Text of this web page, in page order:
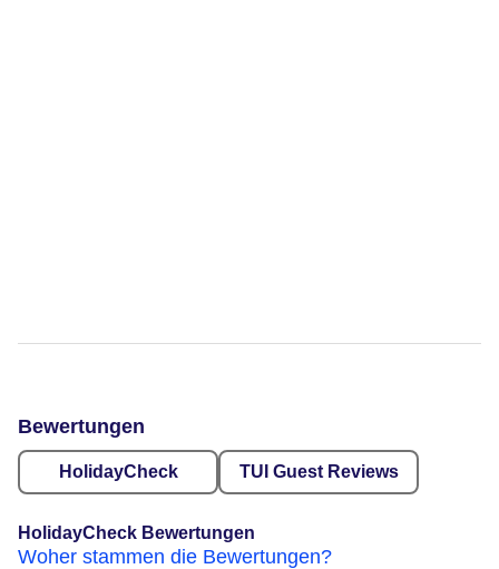
Bewertungen
HolidayCheck TUI Guest Reviews
HolidayCheck Bewertungen
Woher stammen die Bewertungen?